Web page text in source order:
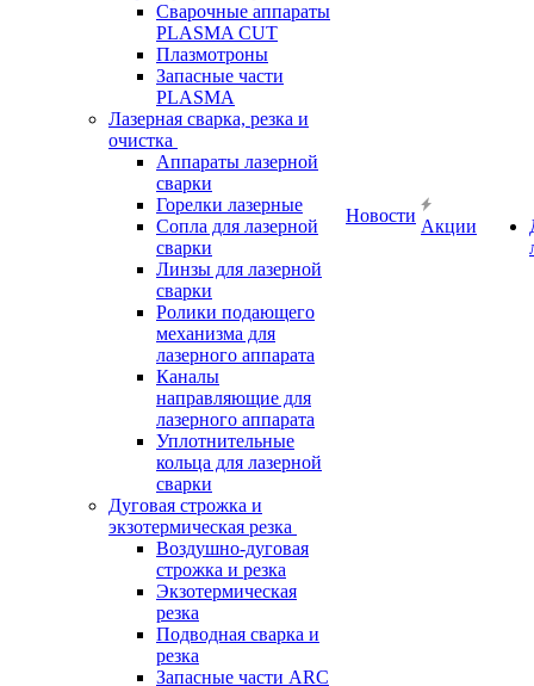
Сварочные аппараты
PLASMA CUT
Плазмотроны
Запасные части
PLASMA
Лазерная сварка, резка и
очистка
Аппараты лазерной
сварки
Горелки лазерные
Сопла для лазерной
сварки
Линзы для лазерной
сварки
Ролики подающего
механизма для
лазерного аппарата
Каналы
направляющие для
лазерного аппарата
Уплотнительные
кольца для лазерной
сварки
Дуговая строжка и
экзотермическая резка
Воздушно-дуговая
строжка и резка
Экзотермическая
резка
Подводная сварка и
резка
Запасные части ARC
Новости
Акции